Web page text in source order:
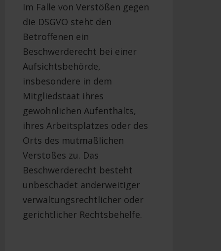
Im Falle von Verstößen gegen
die DSGVO steht den
Betroffenen ein
Beschwerderecht bei einer
Aufsichtsbehörde,
insbesondere in dem
Mitgliedstaat ihres
gewöhnlichen Aufenthalts,
ihres Arbeitsplatzes oder des
Orts des mutmaßlichen
Verstoßes zu. Das
Beschwerderecht besteht
unbeschadet anderweitiger
verwaltungsrechtlicher oder
gerichtlicher Rechtsbehelfe.